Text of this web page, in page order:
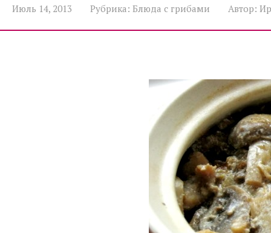
Июль 14, 2013 Рубрика: Блюда с грибами Автор: